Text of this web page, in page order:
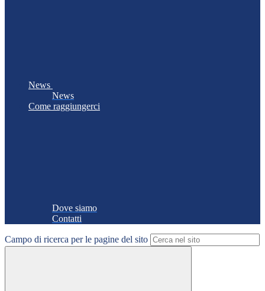
News
News
Come raggiungerci
Dove siamo
Contatti
Campo di ricerca per le pagine del sito